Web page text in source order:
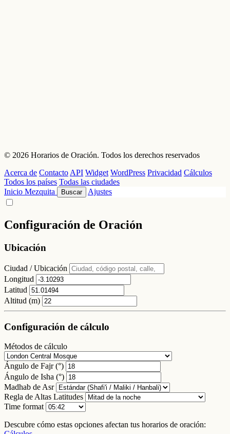
© 2026 Horarios de Oración. Todos los derechos reservados
Acerca de Contacto API Widget WordPress Privacidad Cálculos
Todos los países Todas las ciudades
Inicio Mezquita Buscar Ajustes
Configuración de Oración
Ubicación
Ciudad / Ubicación
Longitud
Latitud
Altitud (m)
Configuración de cálculo
Métodos de cálculo
Ángulo de Fajr (°)
Ángulo de Isha (°)
Madhab de Asr
Regla de Altas Latitudes
Time format
Descubre cómo estas opciones afectan tus horarios de oración: